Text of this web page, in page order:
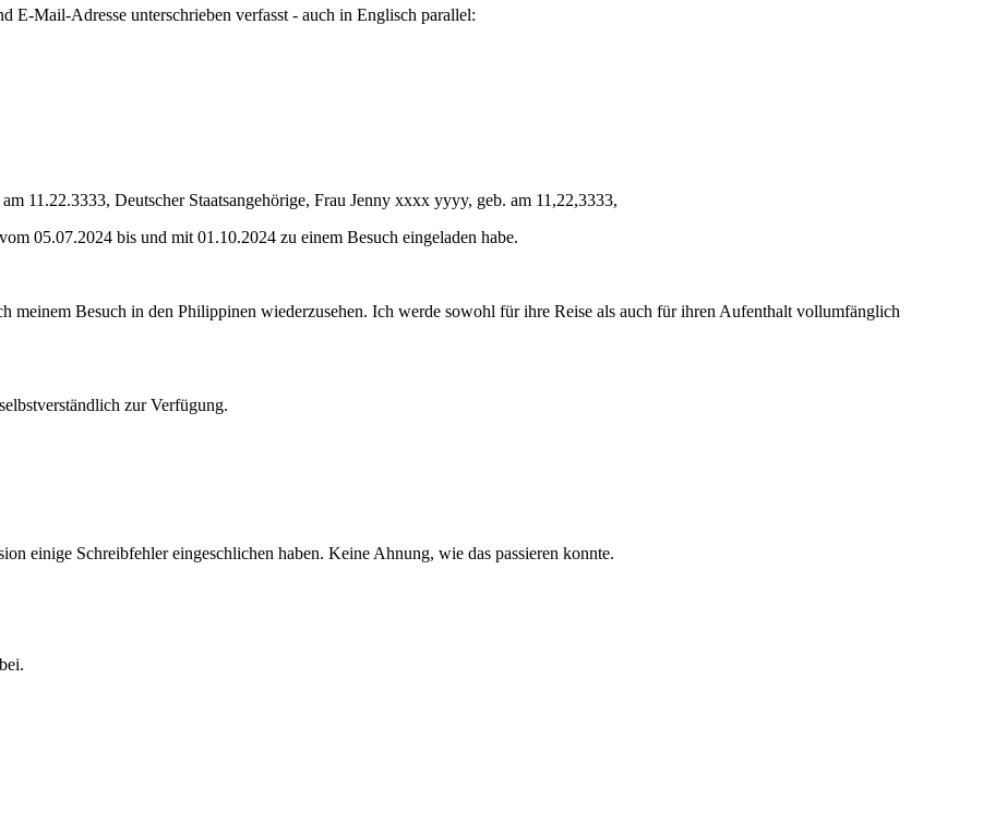
E-Mail-Adresse unterschrieben verfasst - auch in Englisch parallel:
11.22.3333, Deutscher Staatsangehörige, Frau Jenny xxxx yyyy, geb. am 11,22,3333,
05.07.2024 bis und mit 01.10.2024 zu einem Besuch eingeladen habe.
meinem Besuch in den Philippinen wiederzusehen. Ich werde sowohl für ihre Reise als auch für ihren Aufenthalt vollumfänglich
zur Verfügung.
einige Schreibfehler eingeschlichen haben. Keine Ahnung, wie das passieren konnte.